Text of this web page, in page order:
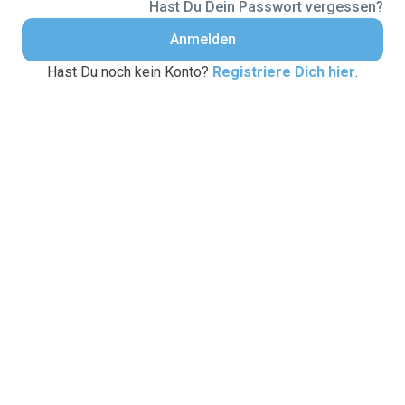
Hast Du Dein Passwort vergessen?
Anmelden
Hast Du noch kein Konto? Registriere Dich hier.